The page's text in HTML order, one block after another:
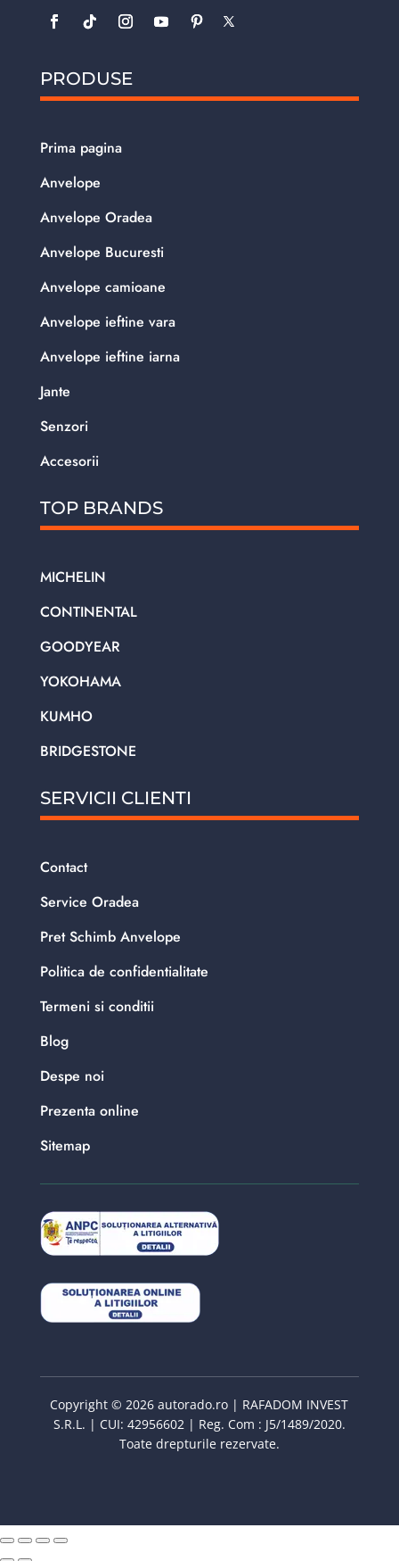
PRODUSE
Prima pagina
Anvelope
Anvelope Oradea
Anvelope Bucuresti
Anvelope camioane
Anvelope ieftine vara
Anvelope ieftine iarna
Jante
Senzori
Accesorii
TOP BRANDS
MICHELIN
CONTINENTAL
GOODYEAR
YOKOHAMA
KUMHO
BRIDGESTONE
SERVICII CLIENTI
Contact
Service Oradea
Pret Schimb Anvelope
Politica de confidentialitate
Termeni si conditii
Blog
Despe noi
Prezenta online
Sitemap
Copyright © 2026 autorado.ro | RAFADOM INVEST
S.R.L. | CUI: 42956602 | Reg. Com : J5/1489/2020.
Toate drepturile rezervate.